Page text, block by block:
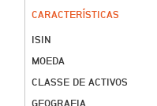
CARACTERÍSTICAS
ISIN
MOEDA
CLASSE DE ACTIVOS
GEOGRAFIA